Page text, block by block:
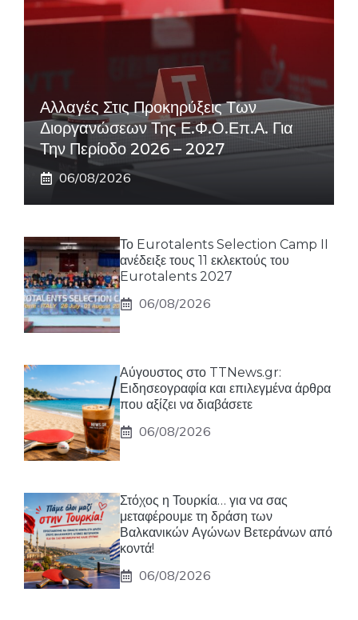
Αλλαγές Στις Προκηρύξεις Των
Διοργανώσεων Της Ε.Φ.Ο.Επ.Α. Για
Την Περίοδο 2026 – 2027
06/08/2026
Το Eurotalents Selection Camp II
ανέδειξε τους 11 εκλεκτούς του
Eurotalents 2027
06/08/2026
Αύγουστος στο TTNews.gr:
Ειδησεογραφία και επιλεγμένα άρθρα
που αξίζει να διαβάσετε
06/08/2026
Στόχος η Τουρκία… για να σας
μεταφέρουμε τη δράση των
Βαλκανικών Αγώνων Βετεράνων από
κοντά!
06/08/2026